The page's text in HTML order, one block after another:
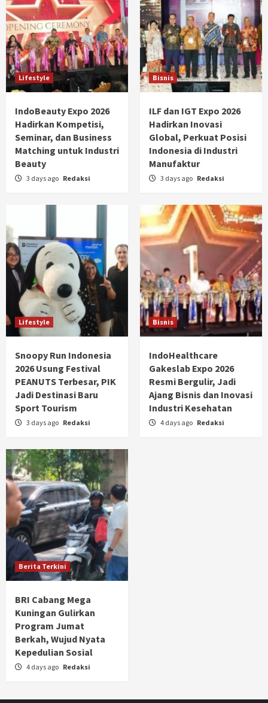
Lifestyle
IndoBeauty Expo 2026
Hadirkan Kompetisi,
Seminar, dan Business
Matching untuk Industri
Beauty
3 days ago Redaksi
Bisnis
ILF dan IGT Expo 2026
Hadirkan Inovasi
Global, Perkuat Posisi
Indonesia di Industri
Manufaktur
3 days ago Redaksi
Lifestyle
Snoopy Run Indonesia
2026 Usung Festival
PEANUTS Terbesar, PIK
Jadi Destinasi Baru
Sport Tourism
3 days ago Redaksi
Bisnis
IndoHealthcare
Gakeslab Expo 2026
Resmi Bergulir, Jadi
Ajang Bisnis dan Inovasi
Industri Kesehatan
4 days ago Redaksi
Berita Terkini
BRI Cabang Mega
Kuningan Gulirkan
Program Jumat
Berkah, Wujud Nyata
Kepedulian Sosial
4 days ago Redaksi